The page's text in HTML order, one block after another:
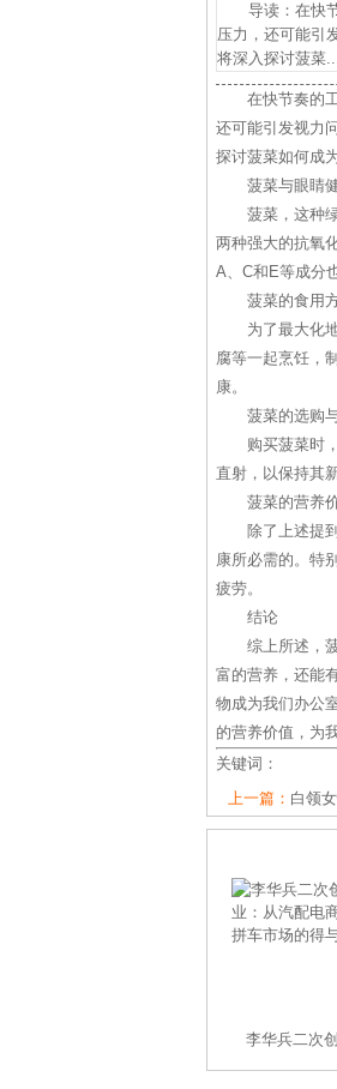
导读：在快节
压力，还可能引
将深入探讨菠菜
在快节奏的
还可能引发视力
探讨菠菜如何成
菠菜与眼睛
菠菜，这种
两种强大的抗氧
A、C和E等成分
菠菜的食用
为了最大化
腐等一起烹饪，
康。
菠菜的选购
购买菠菜时
直射，以保持其
菠菜的营养
除了上述提
康所必需的。特
疲劳。
结论
综上所述，
富的营养，还能
物成为我们办公
的营养价值，为
关键词：
上一篇： 白领
李华兵二次